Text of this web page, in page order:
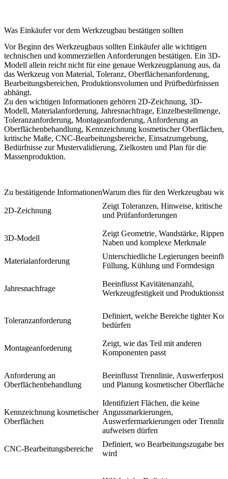
Was Einkäufer vor dem Werkzeugbau bestätigen sollten
Vor Beginn des Werkzeugbaus sollten Einkäufer alle wichtigen
technischen und kommerziellen Anforderungen bestätigen. Ein 3D-
Modell allein reicht nicht für eine genaue Werkzeugplanung aus, da
das Werkzeug von Material, Toleranz, Oberflächenanforderung,
Bearbeitungsbereichen, Produktionsvolumen und Prüfbedürfnissen
abhängt.
Zu den wichtigen Informationen gehören 2D-Zeichnung, 3D-
Modell, Materialanforderung, Jahresnachfrage, Einzelbestellmenge,
Toleranzanforderung, Montageanforderung, Anforderung an
Oberflächenbehandlung, Kennzeichnung kosmetischer Oberflächen,
kritische Maße, CNC-Bearbeitungsbereiche, Einsatzumgebung,
Bedürfnisse zur Mustervalidierung, Zielkosten und Plan für die
Massenproduktion.
Zu bestätigende InformationenWarum dies für den Werkzeugbau
2D-Zeichnung
Zeigt Toleranzen, Hinweise, kritische
und Prüfanforderungen
3D-Modell
Zeigt Geometrie, Wandstärke, Rippen,
Naben und komplexe Merkmale
Materialanforderung
Unterschiedliche Legierungen
Füllung, Kühlung und Formdesign
Jahresnachfrage
Beeinflusst Kavitätenanzahl,
Werkzeugfestigkeit und
Toleranzanforderung
Definiert, welche Bereiche tighter
bedürfen
Montageanforderung
Zeigt, wie das Teil mit anderen
Komponenten passt
Anforderung an
Oberflächenbehandlung
Beeinflusst Trennlinie,
und Planung kosmetischer Oberflächen
Kennzeichnung kosmetischer
Oberflächen
Identifiziert Flächen, die keine
Angussmarkierungen,
Auswerfermarkierungen oder
aufweisen dürfen
CNC-Bearbeitungsbereiche
Definiert, wo Bearbeitungszugabe
wird